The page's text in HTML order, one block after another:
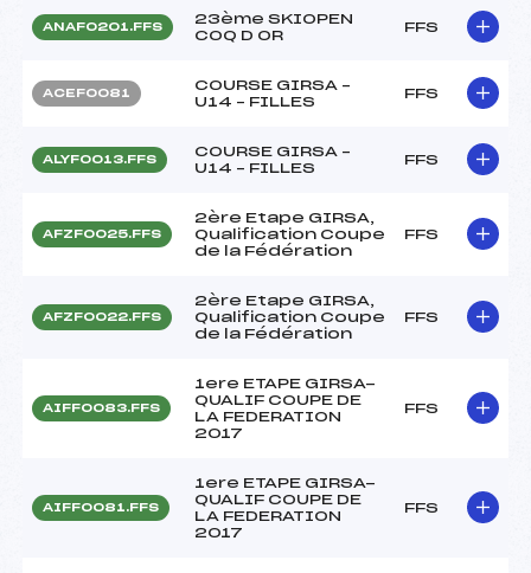
ANAF0201.FFS
23ème SKIOPEN
COQ D OR
FFS
ACEF0081
COURSE GIRSA –
U14 – FILLES
FFS
ALYF0013.FFS
COURSE GIRSA –
U14 – FILLES
FFS
AFZF0025.FFS
2ère Etape GIRSA,
Qualification Coupe
de la Fédération
FFS
AFZF0022.FFS
2ère Etape GIRSA,
Qualification Coupe
de la Fédération
FFS
AIFF0083.FFS
1ere ETAPE GIRSA-
QUALIF COUPE DE
LA FEDERATION
2017
FFS
AIFF0081.FFS
1ere ETAPE GIRSA-
QUALIF COUPE DE
LA FEDERATION
2017
FFS